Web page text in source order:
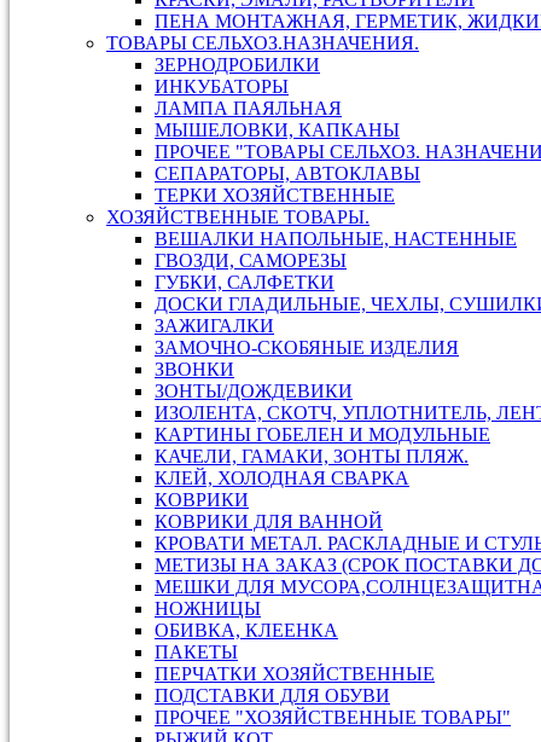
ПЕНА МОНТАЖНАЯ, ГЕРМЕТИК,
ТОВАРЫ СЕЛЬХОЗ.НАЗНАЧЕНИЯ.
ЗЕРНОДРОБИЛКИ
ИНКУБАТОРЫ
ЛАМПА ПАЯЛЬНАЯ
МЫШЕЛОВКИ, КАПКАНЫ
ПРОЧЕЕ "ТОВАРЫ СЕЛЬХОЗ.
СЕПАРАТОРЫ, АВТОКЛАВЫ
ТЕРКИ ХОЗЯЙСТВЕННЫЕ
ХОЗЯЙСТВЕННЫЕ ТОВАРЫ.
ВЕШАЛКИ НАПОЛЬНЫЕ, НАСТЕННЫЕ
ГВОЗДИ, САМОРЕЗЫ
ГУБКИ, САЛФЕТКИ
ДОСКИ ГЛАДИЛЬНЫЕ, ЧЕХЛЫ,
ЗАЖИГАЛКИ
ЗАМОЧНО-СКОБЯНЫЕ ИЗДЕЛИЯ
ЗВОНКИ
ЗОНТЫ/ДОЖДЕВИКИ
ИЗОЛЕНТА, СКОТЧ, УПЛОТНИТЕЛЬ,
КАРТИНЫ ГОБЕЛЕН И МОДУЛЬНЫЕ
КАЧЕЛИ, ГАМАКИ, ЗОНТЫ ПЛЯЖ.
КЛЕЙ, ХОЛОДНАЯ СВАРКА
КОВРИКИ
КОВРИКИ ДЛЯ ВАННОЙ
КРОВАТИ МЕТАЛ. РАСКЛАДНЫЕ И
МЕТИЗЫ НА ЗАКАЗ (СРОК ПОСТАВКИ
МЕШКИ ДЛЯ
НОЖНИЦЫ
ОБИВКА, КЛЕЕНКА
ПАКЕТЫ
ПЕРЧАТКИ ХОЗЯЙСТВЕННЫЕ
ПОДСТАВКИ ДЛЯ ОБУВИ
ПРОЧЕЕ "ХОЗЯЙСТВЕННЫЕ ТОВАРЫ"